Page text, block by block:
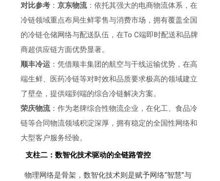
对比参考 ：京东物流：依托其强大的电商物流体系，在
冷链领域重点布局生鲜零售与消费市场，拥有覆盖全国
的冷链仓储网络与配送队伍，在To C端即时配送和品牌
商超供应链方面优势显著。
顺丰冷运 ：凭借顺丰集团的航空与干线运输优势，在高
端生鲜、医药冷链等对时效和品质要求极高的领域建立
了壁垒，提供端到端的综合冷链解决方案。
荣庆物流：作为老牌综合性物流企业，在化工、食品冷
链等合同物流领域积淀深厚，拥有稳定的全国性网络和
大型客户服务经验。
支柱二：数智化技术驱动的全链路管控
物理网络是骨架，数智化技术则是赋予网络“智慧”与